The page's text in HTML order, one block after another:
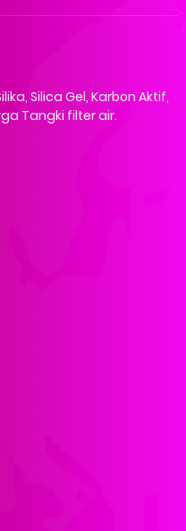
Silica Gel, Karbon Aktif,
Tangki filter air.